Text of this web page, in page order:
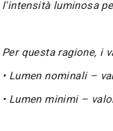
l'intensità luminosa
Per questa ragione, i
• Lumen nominali –
• Lumen minimi –